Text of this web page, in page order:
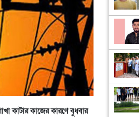
কাটার কাজের কারণে বুধবার